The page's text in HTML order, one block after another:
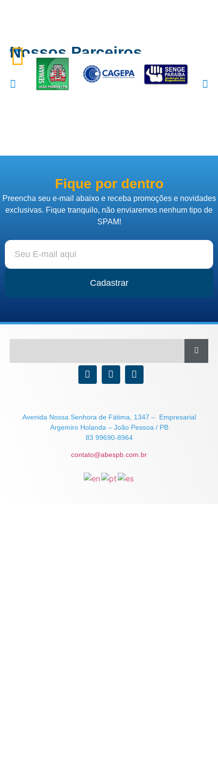
Nossos Parceiros
Fique por dentro
Preencha seu e-mail abaixo e receba promoções e novidades
exclusivas. Fique tranquilo, não enviaremos nenhum tipo de
SPAM!
Cadastrar
Avenida Nossa Senhora de Fátima, 1347 – Empresarial
Argemiro Holanda – João Pessoa / PB
83 99690-8964
contato@abespb.com.br